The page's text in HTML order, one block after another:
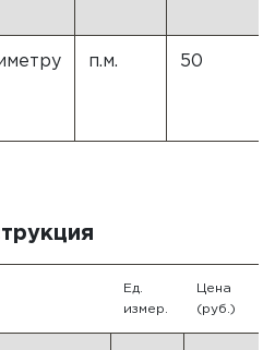
п.м. 50
Ед.
измер.
Цена
(руб.)